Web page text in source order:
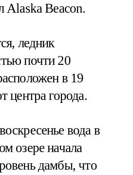
Alaska Beacon.
ледник
почти 20
в 19
центра города.
вода в
озере начала
дамбы, что